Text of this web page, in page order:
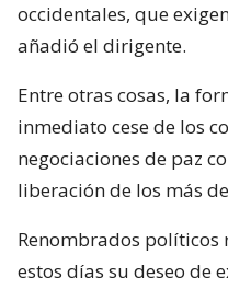
occidentales, que
añadió el dirigente.
Entre otras cosas, la
inmediato cese de los
negociaciones de paz
liberación de los más
Renombrados
estos días su deseo de